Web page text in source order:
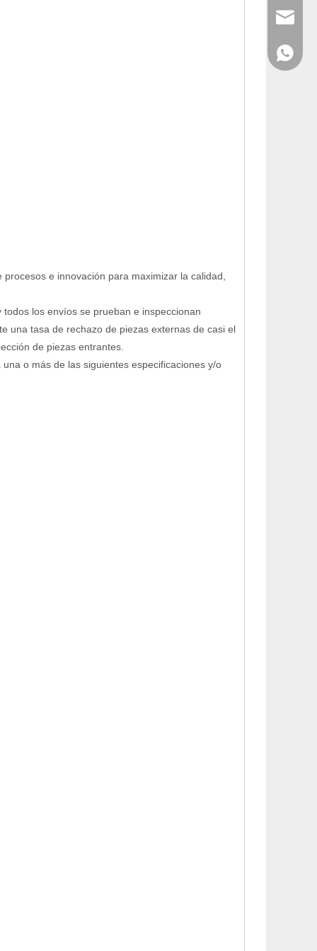
e innovación para maximizar la calidad,
los envíos se prueban e inspeccionan
una tasa de rechazo de piezas externas de casi el
de piezas entrantes.
o más de las siguientes especificaciones y/o